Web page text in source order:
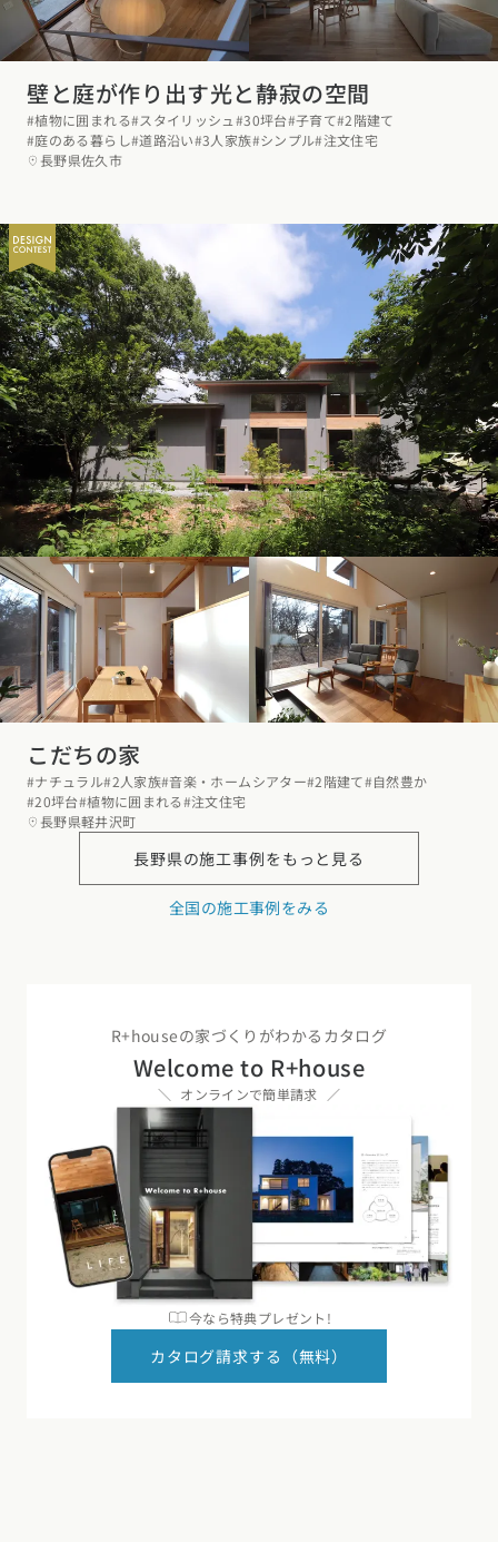
壁と庭が作り出す光と静寂の空間
#植物に囲まれる#スタイリッシュ #30坪台#子育て#2階建て
#庭のある暮らし#道路沿い#3人家族#シンプル#注文住宅
長野県佐久市
こだちの家
#ナチュラル#2人家族#音楽・ホームシアター#2階建て#自然豊か
#20坪台#植物に囲まれる#注文住宅
長野県軽井沢町
長野県の施工事例をもっと見る
全国の施工事例をみる
R+houseの家づくりがわかるカタログ
Welcome to R+house
オンラインで簡単請求
今なら特典プレゼント!
カタログ請求する（無料）